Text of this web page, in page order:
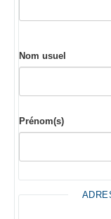
Nom usuel
Prénom(s)